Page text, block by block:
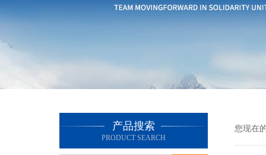
产品搜索
PRODUCT SEARCH
您现在